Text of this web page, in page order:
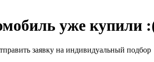
уже купили
заявку на индивидуальный подбор